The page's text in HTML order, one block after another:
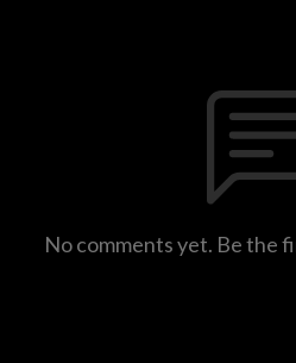
No comments yet. Be the